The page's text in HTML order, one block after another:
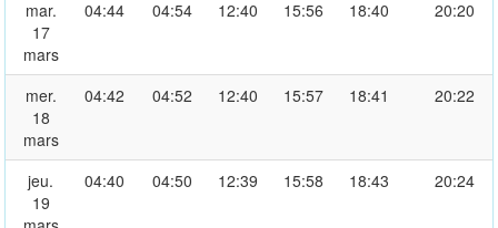
mar.
17
mars
04:44 04:54 12:40 15:56 18:40 20:20
mer.
18
mars
04:42 04:52 12:40 15:57 18:41 20:22
jeu.
19
04:40 04:50 12:39 15:58 18:43 20:24